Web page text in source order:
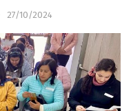
27/10/2024